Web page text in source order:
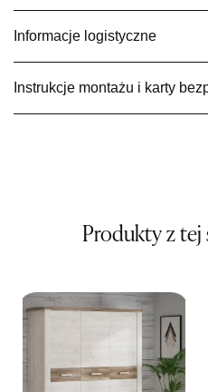
SALON MEBLOWY
Salon meblowy
Godziny otwarcia
Pn-Pt: 10:00-18:00, Sb:
Najniższa cena
Informacje logistyczne
Instrukcje montażu i karty
Produkty z tej